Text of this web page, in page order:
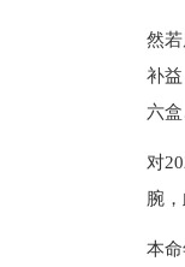
然
补
六
对
腕
本